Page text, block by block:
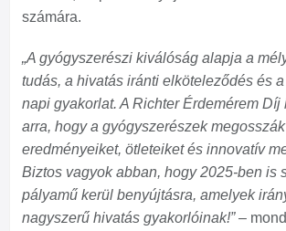
számára.
„A gyógyszerészi kiválóság alapja a
tudás, a hivatás iránti elköteleződés és
napi gyakorlat. A Richter Érdemérem Díj
arra, hogy a gyógyszerészek
eredményeiket, ötleteiket és innovatív
Biztos vagyok abban, hogy 2025-ben is
pályamű kerül benyújtásra, amelyek
nagyszerű hivatás gyakorlóinak!”–